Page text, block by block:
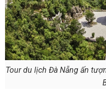
Tour du lịch Đà Nẵng ấn